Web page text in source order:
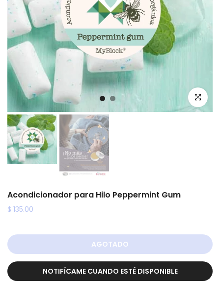
Haz clic
Acondicionador para Hilo Peppermint Gum
$ 135.00
AGOTADO
NOTIFÍCAME CUANDO ESTÉ DISPONIBLE